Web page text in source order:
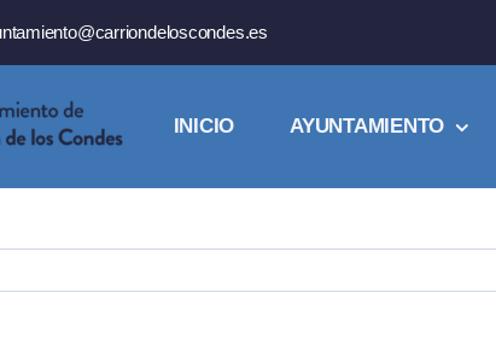
INICIO AYUNTAMIENTO